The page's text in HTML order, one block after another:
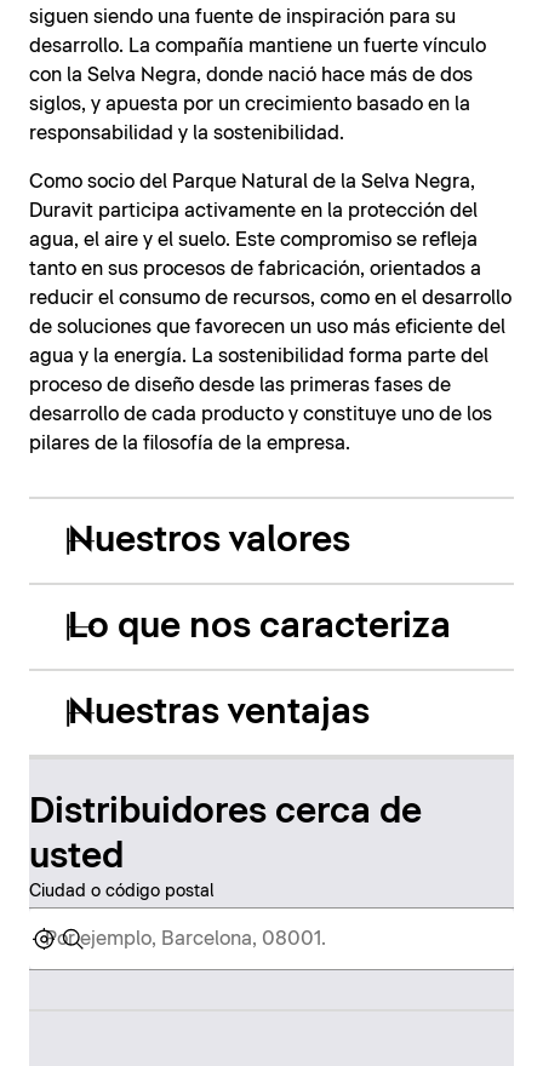
siguen siendo una fuente de inspiración para su
desarrollo. La compañía mantiene un fuerte vínculo
con la Selva Negra, donde nació hace más de dos
siglos, y apuesta por un crecimiento basado en la
responsabilidad y la sostenibilidad.
Como socio del Parque Natural de la Selva Negra,
Duravit participa activamente en la protección del
agua, el aire y el suelo. Este compromiso se refleja
tanto en sus procesos de fabricación, orientados a
reducir el consumo de recursos, como en el desarrollo
de soluciones que favorecen un uso más eficiente del
agua y la energía. La sostenibilidad forma parte del
proceso de diseño desde las primeras fases de
desarrollo de cada producto y constituye uno de los
pilares de la filosofía de la empresa.
Nuestros valores
Lo que nos caracteriza
Nuestras ventajas
Distribuidores cerca de
usted
Ciudad o código postal